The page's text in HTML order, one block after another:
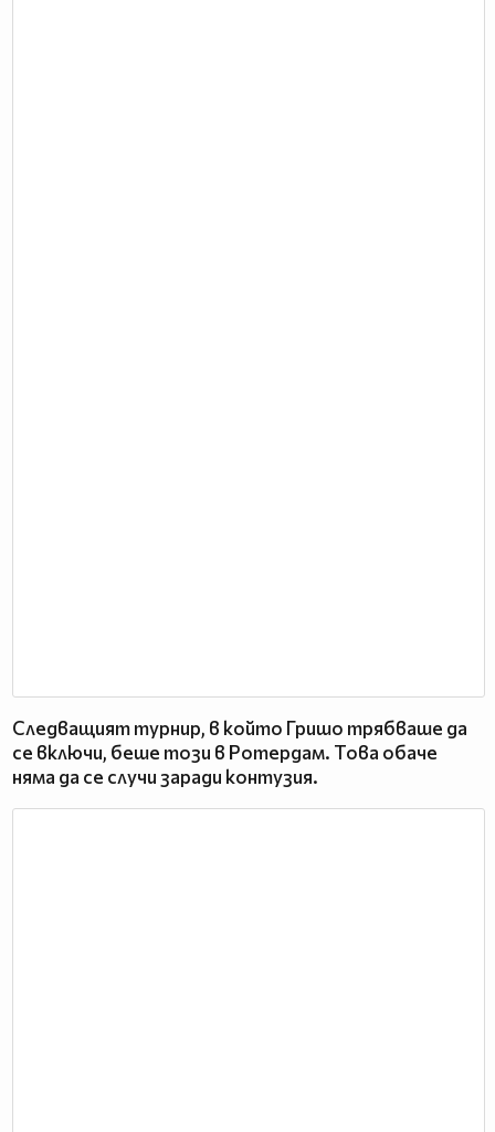
Следващият турнир, в който Гришо трябваше да
се включи, беше този в Ротердам. Това обаче
няма да се случи заради контузия.